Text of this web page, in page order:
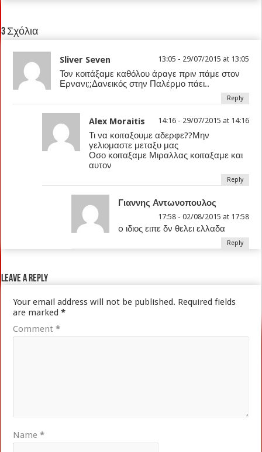
3 Σχόλια
Sliver Seven 13:05 - 29/07/2015 at 13:05
Τον κοιτάξαμε καθόλου άραγε πριν πάμε στον
Ερνανι;;Δανεικός στην Παλέρμο πάει..
Reply
Alex Moraitis 14:16 - 29/07/2015 at 14:16
Τι να κοιταξουμε αδερφε??Μην
γελιομαστε μεταξυ μας
Οσο κοιταξαμε Μιραλλας κοιταξαμε και
αυτον
Reply
Γιαννης Αντωνοπουλος
17:58 - 02/08/2015 at 17:58
o ιδιος ειπε δν θελει ελλαδα
Reply
Leave a Reply
Your email address will not be published. Required fields
are marked*
Comment*
Name*